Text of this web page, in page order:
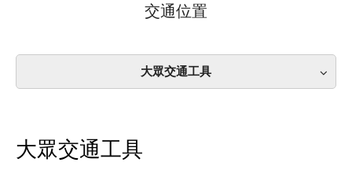
交通位置
大眾交通工具
大眾交通工具